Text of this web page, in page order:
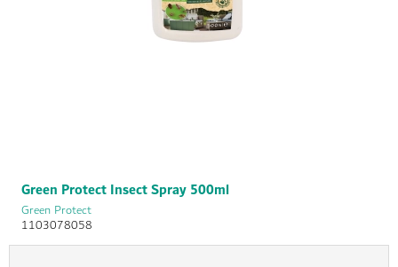
Green Protect Insect Spray 500ml
Green Protect
1103078058